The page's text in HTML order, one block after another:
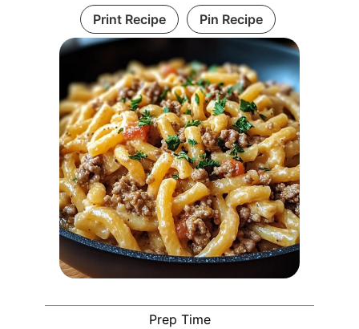
Print Recipe Pin Recipe
Prep Time